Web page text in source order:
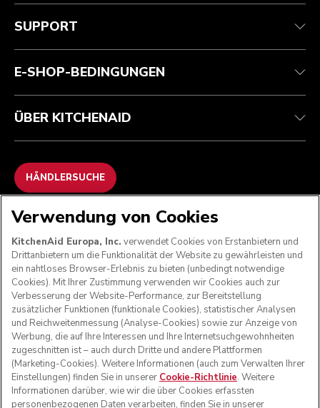
Kundenservice
Garantie und Dokumente
Kontaktieren Sie uns.
Teilnahmebedingungen
Rückgaben und Erstattungen
Impressum
ODR
Die Marke
Händlersuche
SUPPORT
E-SHOP-BEDINGUNGEN
ÜBER KITCHENAID
HÄNDLERSUCHE
WIR AKZEPTIEREN
FOLGEN SIE UNS
Verwendung von Cookies
KitchenAid Europa, Inc. verwendet Cookies von Erstanbietern und
Drittanbietern um die Funktionalität der Website zu gewährleisten und
ein nahtloses Browser-Erlebnis zu bieten (unbedingt notwendige
Cookies). Mit Ihrer Zustimmung verwenden wir Cookies auch zur
Verbesserung der Website-Performance, zur Bereitstellung
zusätzlicher Funktionen (funktionale Cookies), statistischer Analysen
und Reichweitenmessung (Analyse-Cookies) sowie zur Anzeige von
Werbung, die auf Ihre Interessen und Ihre Internetsuchgewohnheiten
zugeschnitten ist – auch durch Dritte und andere Plattformen
(Marketing-Cookies). Weitere Informationen (auch zum Verwalten Ihrer
Einstellungen) finden Sie in unserer Cookie-Richtlinie. Weitere
Informationen darüber, wie wir die über Cookies erfassten
personenbezogenen Daten verarbeiten, finden Sie in unserer